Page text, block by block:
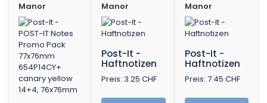
Manor Manor
Post-It -
Haftnotizen
Preis: 3.25 CHF
Manor
Post-It -
Haftnotizen
Preis: 7.45 CHF